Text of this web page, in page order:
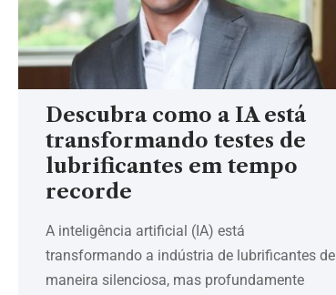
Descubra como a IA está
transformando testes de
lubrificantes em tempo
recorde
A inteligência artificial (IA) está
transformando a indústria de lubrificantes de
maneira silenciosa, mas profundamente